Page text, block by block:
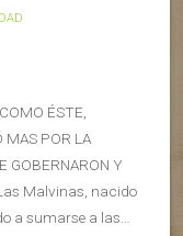
ÉSTE,
MAS POR LA
GOBERNARON Y
Las Malvinas, nacido
a sumarse a las…